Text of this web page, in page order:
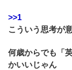
>>1
こういう思考が
何歳からでも「
かいいじゃん